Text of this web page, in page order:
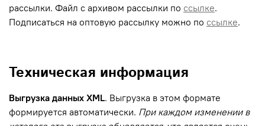
рассылки. Файл с архивом рассылки по ссылке.
Подписаться на оптовую рассылку можно по ссылке.
Техническая информация
Выгрузка данных XML. Выгрузка в этом формате
формируется автоматически. При каждом изменении в